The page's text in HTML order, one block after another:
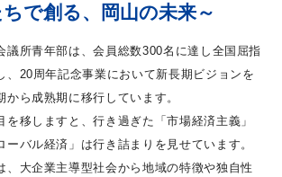
ちで創る、岡山の未来～
議所青年部は、会員総数300名に達し全国屈指
、20周年記念事業において新長期ビジョンを
ら成熟期に移行しています。
を移しますと、行き過ぎた「市場経済主義」
ーバル経済」は行き詰まりを見せています。
、大企業主導型社会から地域の特徴や独自性